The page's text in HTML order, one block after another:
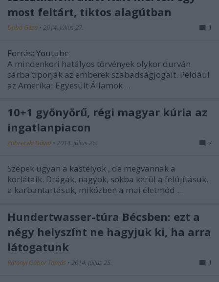
most feltárt, tiktos alagútban
Dobó Géza • 2014. július 27. 1
Forrás: Youtube
A mindenkori hatályos törvények olykor durván
sárba tiporják az emberek szabadságjogait. Például
az Amerikai Egyesült Államok ...
10+1 gyönyörű, régi magyar kúria az
ingatlanpiacon
Zubreczki Dávid • 2014. július 26. 7
Szépek ugyan a kastélyok , de megvannak a
korlátaik. Drágák, nagyok, sokba kerül a felújításuk,
a karbantartásuk, miközben a mai életmód ...
Hundertwasser-túra Bécsben: ezt a
négy helyszínt ne hagyjuk ki, ha arra
látogatunk
Rátonyi Gábor Tamás • 2014. július 25. 1